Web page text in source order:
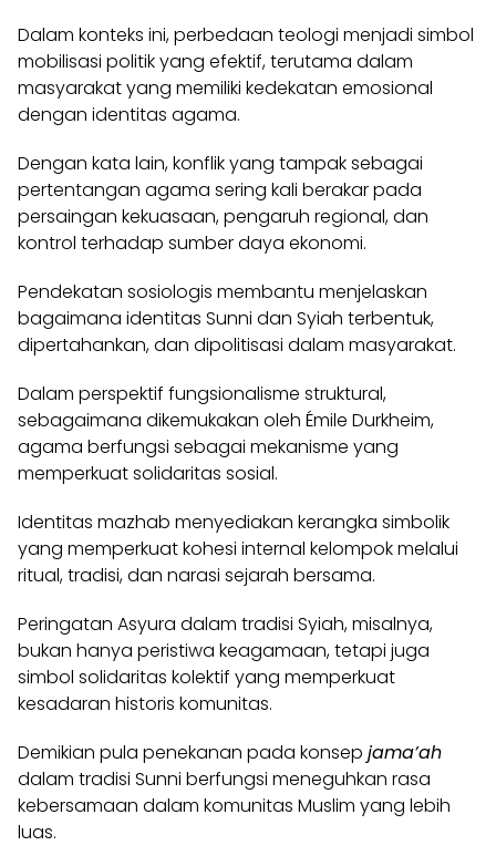
Dalam konteks ini, perbedaan teologi menjadi simbol
mobilisasi politik yang efektif, terutama dalam
masyarakat yang memiliki kedekatan emosional
dengan identitas agama.
Dengan kata lain, konflik yang tampak sebagai
pertentangan agama sering kali berakar pada
persaingan kekuasaan, pengaruh regional, dan
kontrol terhadap sumber daya ekonomi.
Pendekatan sosiologis membantu menjelaskan
bagaimana identitas Sunni dan Syiah terbentuk,
dipertahankan, dan dipolitisasi dalam masyarakat.
Dalam perspektif fungsionalisme struktural,
sebagaimana dikemukakan oleh Émile Durkheim,
agama berfungsi sebagai mekanisme yang
memperkuat solidaritas sosial.
Identitas mazhab menyediakan kerangka simbolik
yang memperkuat kohesi internal kelompok melalui
ritual, tradisi, dan narasi sejarah bersama.
Peringatan Asyura dalam tradisi Syiah, misalnya,
bukan hanya peristiwa keagamaan, tetapi juga
simbol solidaritas kolektif yang memperkuat
kesadaran historis komunitas.
Demikian pula penekanan pada konsep jama’ah
dalam tradisi Sunni berfungsi meneguhkan rasa
kebersamaan dalam komunitas Muslim yang lebih
luas.